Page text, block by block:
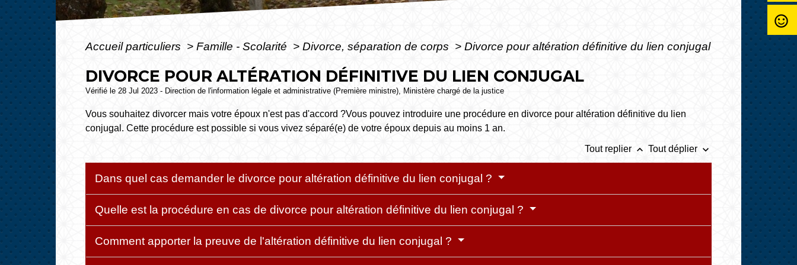
Accueil particuliers > Famille - Scolarité > Divorce, séparation de corps > Divorce pour altération définitive du lien conjugal
DIVORCE POUR ALTÉRATION DÉFINITIVE DU LIEN CONJUGAL
Vérifié le 28 Jul 2023 - Direction de l'information légale et administrative (Première ministre), Ministère chargé de la justice
Vous souhaitez divorcer mais votre époux n'est pas d'accord ?Vous pouvez introduire une procédure en divorce pour altération définitive du lien
conjugal. Cette procédure est possible si vous vivez séparé(e) de votre époux depuis au moins 1 an.
Tout replier keyboard_arrow_up Tout déplier keyboard_arrow_down
Dans quel cas demander le divorce pour altération définitive du lien conjugal ?
Quelle est la procédure en cas de divorce pour altération définitive du lien conjugal ?
Comment apporter la preuve de l'altération définitive du lien conjugal ?
sentiment_satisfied_alt